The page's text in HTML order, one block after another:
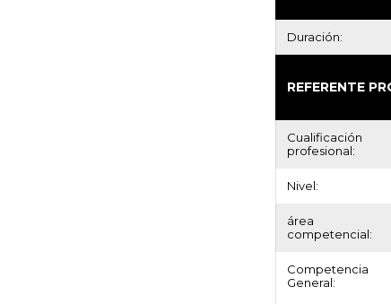
Duración:
REFERENTE
Cualificación
profesional:
Nivel:
área
competencial:
Competencia
General: